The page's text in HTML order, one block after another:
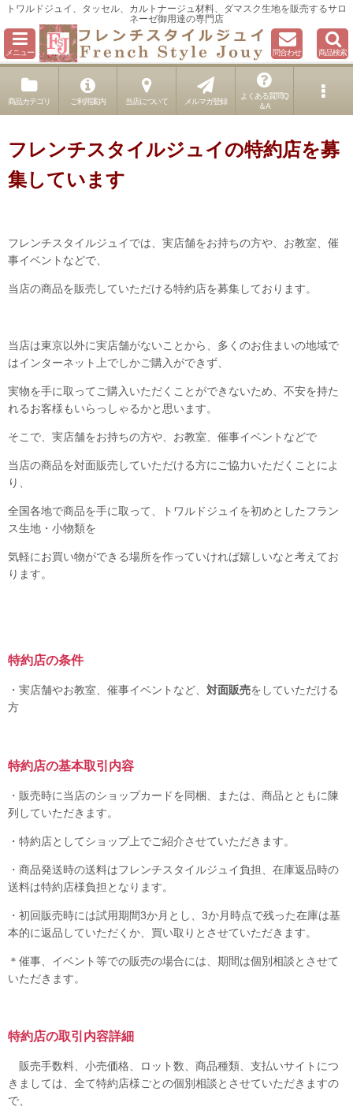
トワルドジュイ、タッセル、カルトナージュ材料、ダマスク生地を販売するサロ
ネーゼ御用達の専門店
メニュー 問合わせ 商品検索
商品カテゴリ ご利用案内 当店について メルマガ登録
よくある質問Q
＆A
フレンチスタイルジュイの特約店を募
集しています
フレンチスタイルジュイでは、実店舗をお持ちの方や、お教室、催
事イベントなどで、
当店の商品を販売していただける特約店を募集しております。
当店は東京以外に実店舗がないことから、多くのお住まいの地域で
はインターネット上でしかご購入ができず、
実物を手に取ってご購入いただくことができないため、不安を持た
れるお客様もいらっしゃるかと思います。
そこで、実店舗をお持ちの方や、お教室、催事イベントなどで
当店の商品を対面販売していただける方にご協力いただくことによ
り、
全国各地で商品を手に取って、トワルドジュイを初めとしたフラン
ス生地・小物類を
気軽にお買い物ができる場所を作っていければ嬉しいなと考えてお
ります。
特約店の条件
・実店舗やお教室、催事イベントなど、 対面販売をしていただける
方
特約店の基本取引内容
・販売時に当店のショップカードを同梱、または、商品とともに陳
列していただきます。
・特約店としてショップ上でご紹介させていただきます。
・商品発送時の送料はフレンチスタイルジュイ負担、在庫返品時の
送料は特約店様負担となります。
・初回販売時には試用期間3か月とし、3か月時点で残った在庫は基
本的に返品していただくか、買い取りとさせていただきます。
＊催事、イベント等での販売の場合には、期間は個別相談とさせて
いただきます。
特約店の取引内容詳細
販売手数料、小売価格、ロット数、商品種類、支払いサイトにつ
きましては、全て特約店様ごとの個別相談とさせていただきますの
で、